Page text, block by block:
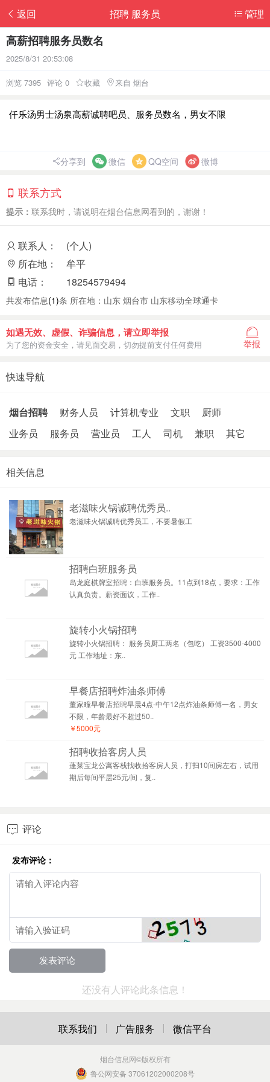
返回 管理
招聘 服务员
高薪招聘服务员数名
2025/8/31 20:53:08
浏览 7395 评论 0 收藏 来自 烟台
仟乐汤男士汤泉高薪诚聘吧员、服务员数名，男女不限
分享到 微信 QQ空间 微博
联系方式
提示： 联系我时，请说明在烟台信息网看到的，谢谢！
联系人：
(个人)
所在地：
牟平
电话：
18254579494
共发布信息(1)条 所在地：山东 烟台市 山东移动全球通卡
如遇无效、虚假、诈骗信息，请立即举报
为了您的资金安全，请见面交易，切勿提前支付任何费用 举报
快速导航
烟台招聘 财务人员 计算机专业 文职
厨师
业务员
服务员 营业员 工人 司机 兼职 其它
相关信息
老滋味火锅诚聘优秀员..
老滋味火锅诚聘优秀员工，不要暑假工
招聘白班服务员
岛龙庭棋牌室招聘：白班服务员。11点到18点，要求：工作
认真负责。薪资面议，工作..
旋转小火锅招聘
旋转小火锅招聘： 服务员厨工两名（包吃） 工资3500-4000
元 工作地址：东..
早餐店招聘炸油条师傅
董家疃早餐店招聘早晨4点-中午12点炸油条师傅一名，男女
不限，年龄最好不超过50..
￥5000元
招聘收拾客房人员
蓬莱宝龙公寓客栈找收拾客房人员，打扫10间房左右，试用
期后每间平层25元/间，复..
 评论
发布评论：
还没有人评论此条信息！
联系我们 广告服务 微信平台
烟台信息网©版权所有
鲁公网安备 37061202000208号